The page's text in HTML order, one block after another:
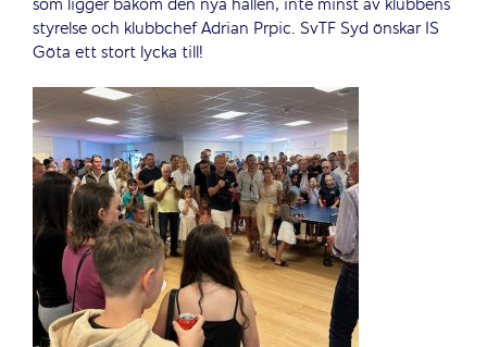
som ligger bakom den nya hallen, inte minst av klubbens
styrelse och klubbchef Adrian Prpic. SvTF Syd önskar IS
Göta ett stort lycka till!